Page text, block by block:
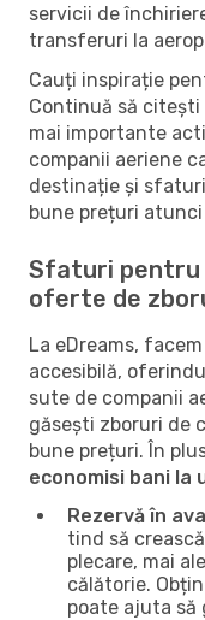
servicii de
transferuri la
Cauți inspirație
Continuă să citești
mai importante
companii aeriene
destinație și
bune prețuri
Sfaturi pentru
oferte de
La eDreams,
accesibilă,
sute de companii
găsești zboruri de
bune prețuri. În
economisi bani la
Rezervă în
tind să
plecare, mai
călătorie.
poate ajuta să